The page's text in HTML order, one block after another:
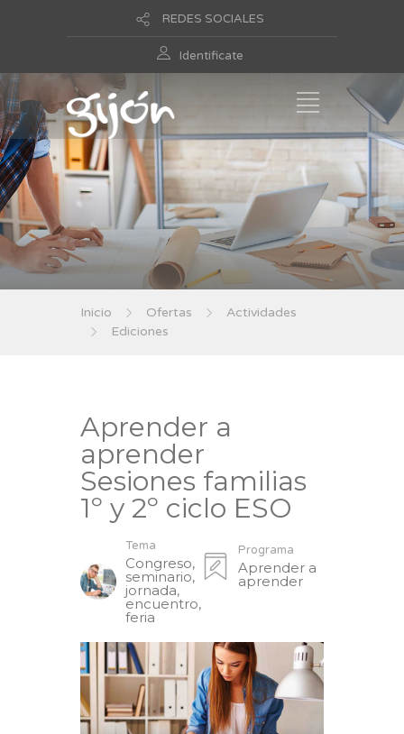
REDES SOCIALES
Identificate
Inicio Ofertas
Actividades
Ediciones
Aprender a
aprender
Sesiones familias
1º y 2º ciclo ESO
Tema
Congreso,
seminario,
jornada,
encuentro,
feria
Programa
Aprender a
aprender